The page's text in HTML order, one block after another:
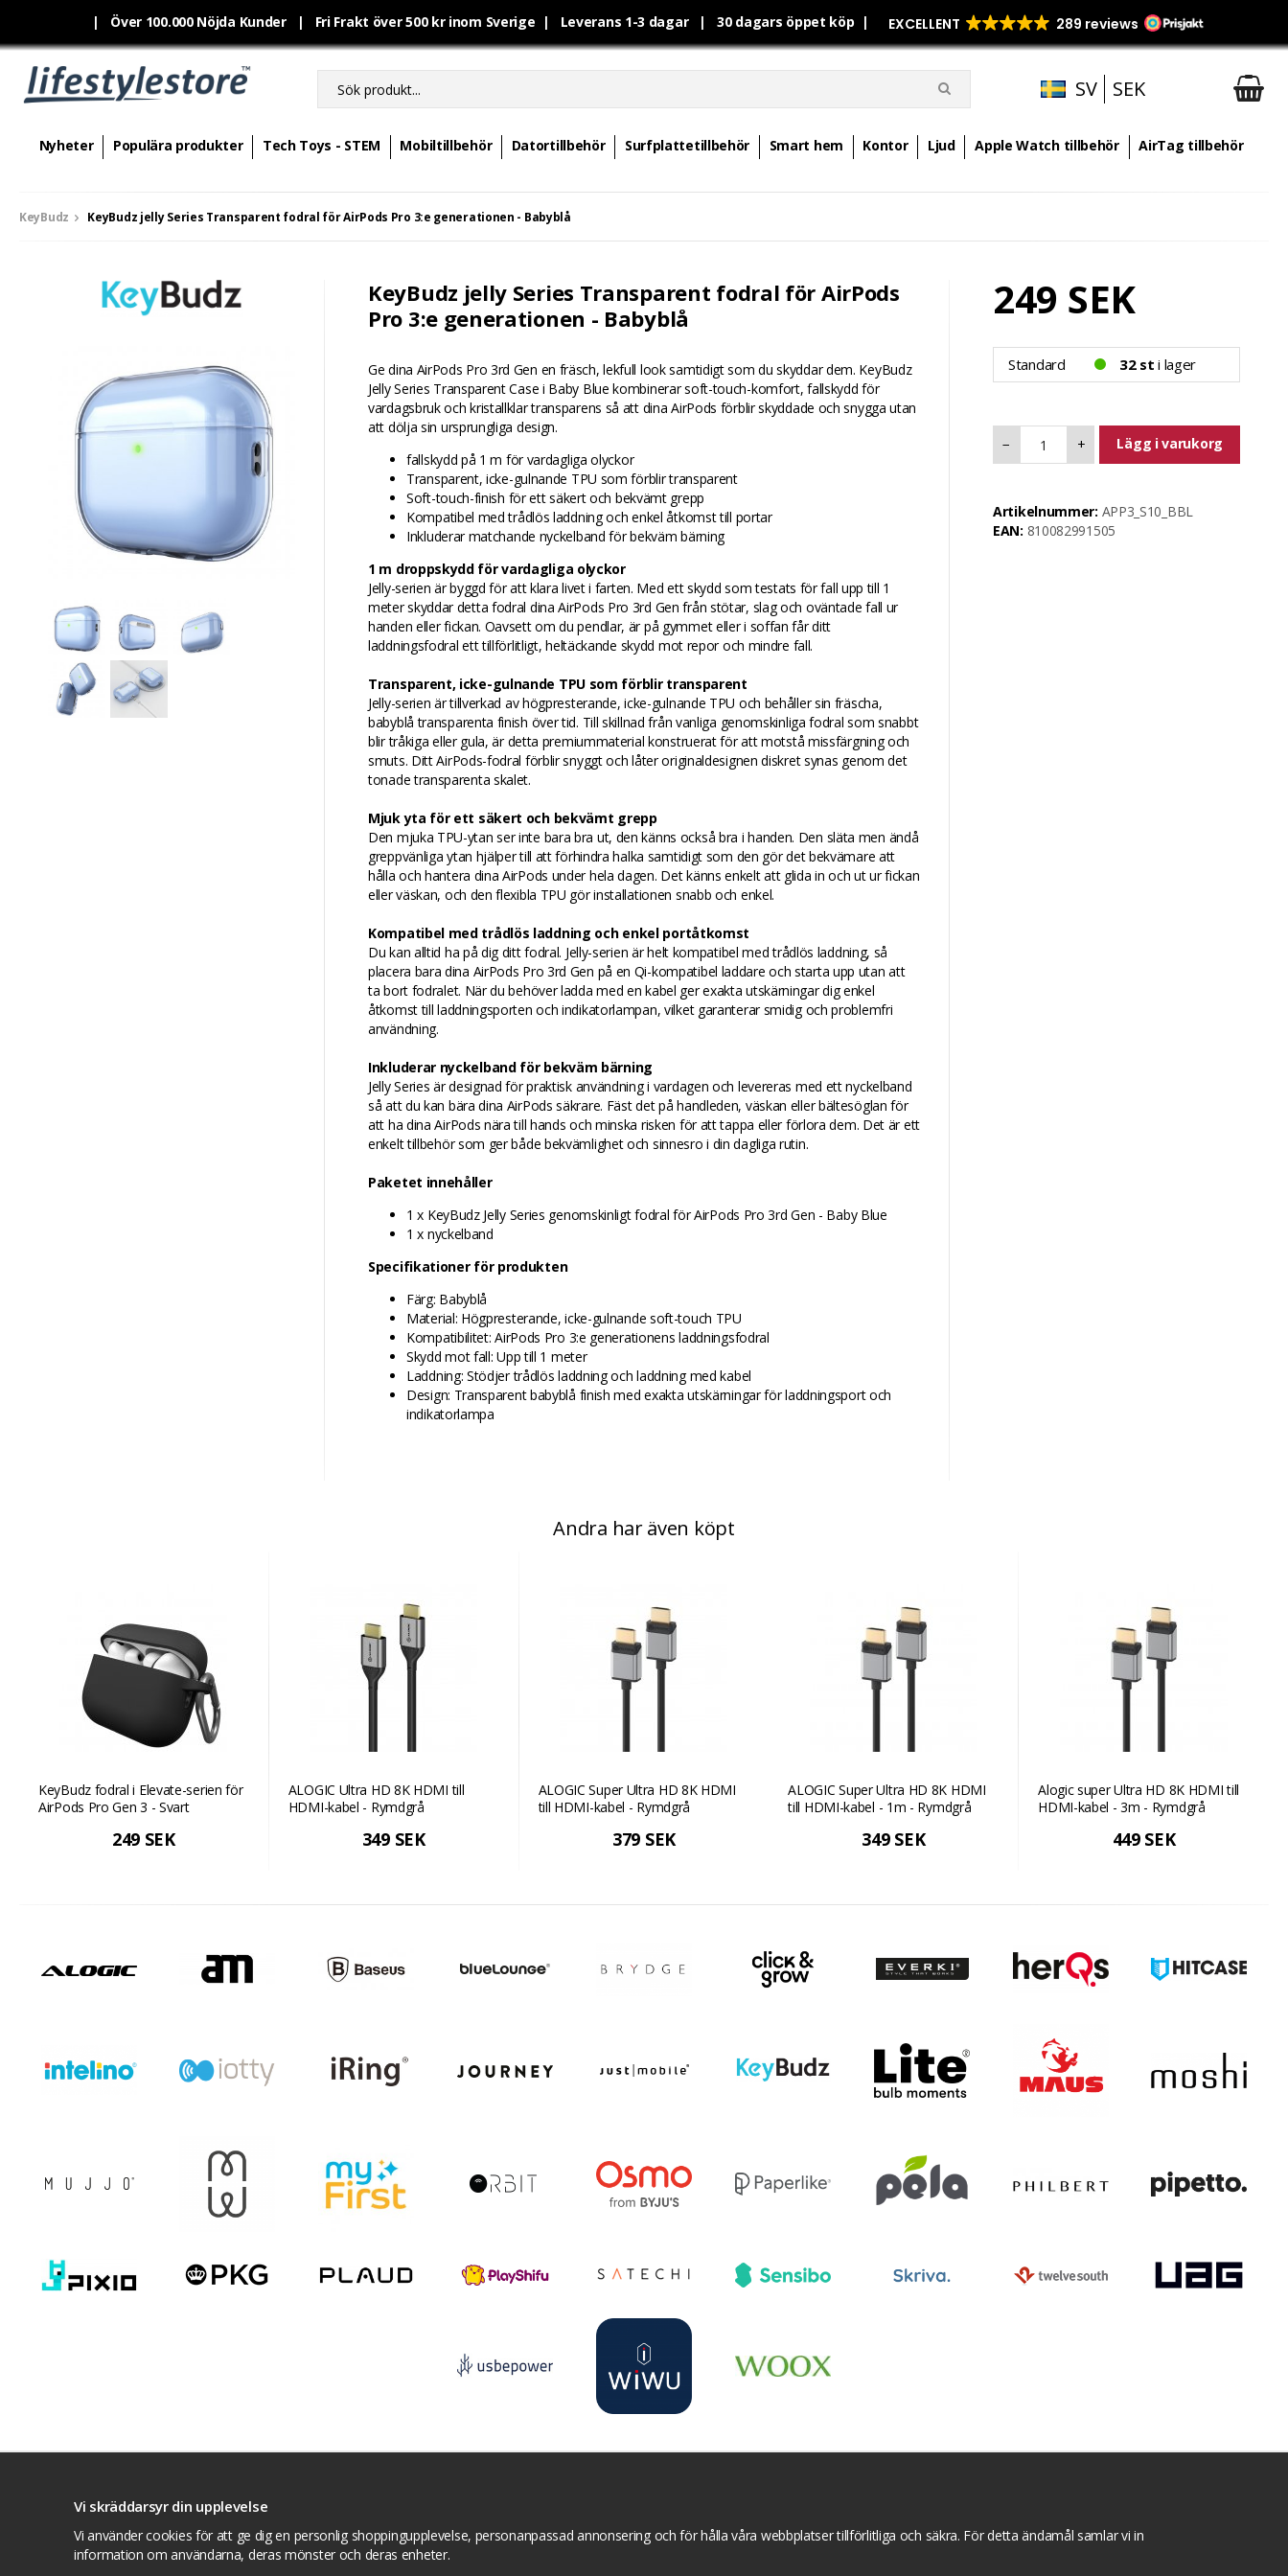
| Över 100.000 Nöjda Kunder | Fri Frakt över 500 kr inom Sverige | Leverans 1-3 dagar | 30 dagars öppet köp |
SV SEK
Nyheter Populära produkter Tech Toys - STEM Mobiltillbehör Datortillbehör Surfplattetillbehör Smart hem Kontor Ljud Apple Watch tillbehör AirTag tillbehör
KeyBudz KeyBudz jelly Series Transparent fodral för AirPods Pro 3:e generationen - Babyblå
KeyBudz jelly Series Transparent fodral för AirPods
Pro 3:e generationen - Babyblå
Ge dina AirPods Pro 3rd Gen en fräsch, lekfull look samtidigt som du skyddar dem. KeyBudz
Jelly Series Transparent Case i Baby Blue kombinerar soft-touch-komfort, fallskydd för
vardagsbruk och kristallklar transparens så att dina AirPods förblir skyddade och snygga utan
att dölja sin ursprungliga design.
fallskydd på 1 m för vardagliga olyckor
Transparent, icke-gulnande TPU som förblir transparent
Soft-touch-finish för ett säkert och bekvämt grepp
Kompatibel med trådlös laddning och enkel åtkomst till portar
Inkluderar matchande nyckelband för bekväm bärning
1 m droppskydd för vardagliga olyckor
Jelly-serien är byggd för att klara livet i farten. Med ett skydd som testats för fall upp till 1
meter skyddar detta fodral dina AirPods Pro 3rd Gen från stötar, slag och oväntade fall ur
handen eller fickan. Oavsett om du pendlar, är på gymmet eller i soffan får ditt
laddningsfodral ett tillförlitligt, heltäckande skydd mot repor och mindre fall.
Transparent, icke-gulnande TPU som förblir transparent
Jelly-serien är tillverkad av högpresterande, icke-gulnande TPU och behåller sin fräscha,
babyblå transparenta finish över tid. Till skillnad från vanliga genomskinliga fodral som snabbt
blir tråkiga eller gula, är detta premiummaterial konstruerat för att motstå missfärgning och
smuts. Ditt AirPods-fodral förblir snyggt och låter originaldesignen diskret synas genom det
tonade transparenta skalet.
Mjuk yta för ett säkert och bekvämt grepp
Den mjuka TPU-ytan ser inte bara bra ut, den känns också bra i handen. Den släta men ändå
greppvänliga ytan hjälper till att förhindra halka samtidigt som den gör det bekvämare att
hålla och hantera dina AirPods under hela dagen. Det känns enkelt att glida in och ut ur fickan
eller väskan, och den flexibla TPU gör installationen snabb och enkel.
Kompatibel med trådlös laddning och enkel portåtkomst
Du kan alltid ha på dig ditt fodral. Jelly-serien är helt kompatibel med trådlös laddning, så
placera bara dina AirPods Pro 3rd Gen på en Qi-kompatibel laddare och starta upp utan att
ta bort fodralet. När du behöver ladda med en kabel ger exakta utskärningar dig enkel
åtkomst till laddningsporten och indikatorlampan, vilket garanterar smidig och problemfri
användning.
Inkluderar nyckelband för bekväm bärning
Jelly Series är designad för praktisk användning i vardagen och levereras med ett nyckelband
så att du kan bära dina AirPods säkrare. Fäst det på handleden, väskan eller bältesöglan för
att ha dina AirPods nära till hands och minska risken för att tappa eller förlora dem. Det är ett
enkelt tillbehör som ger både bekvämlighet och sinnesro i din dagliga rutin.
Paketet innehåller
1 x KeyBudz Jelly Series genomskinligt fodral för AirPods Pro 3rd Gen - Baby Blue
1 x nyckelband
Specifikationer för produkten
Färg: Babyblå
Material: Högpresterande, icke-gulnande soft-touch TPU
Kompatibilitet: AirPods Pro 3:e generationens laddningsfodral
Skydd mot fall: Upp till 1 meter
Laddning: Stödjer trådlös laddning och laddning med kabel
Design: Transparent babyblå finish med exakta utskärningar för laddningsport och
indikatorlampa
249 SEK
Standard 32 st i lager
− + Lägg i varukorg
Artikelnummer: APP3_S10_BBL
EAN: 810082991505
Andra har även köpt
KeyBudz fodral i Elevate-serien för
AirPods Pro Gen 3 - Svart
249 SEK
ALOGIC Ultra HD 8K HDMI till
HDMI-kabel - Rymdgrå
349 SEK
ALOGIC Super Ultra HD 8K HDMI
till HDMI-kabel - Rymdgrå
379 SEK
ALOGIC Super Ultra HD 8K HDMI
till HDMI-kabel - 1m - Rymdgrå
349 SEK
Alogic super Ultra HD 8K HDMI till
HDMI-kabel - 3m - Rymdgrå
449 SEK
Villkor Kontakta oss
Om cookies
Cookie inställningar
Vi skräddarsyr din upplevelse
Vi använder cookies för att ge dig en personlig shoppingupplevelse, personanpassad annonsering och för hålla våra webbplatser tillförlitliga och säkra. För detta ändamål samlar vi in
information om användarna, deras mönster och deras enheter.